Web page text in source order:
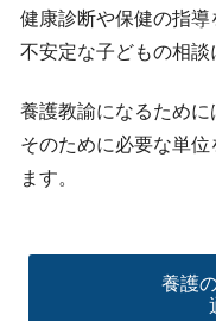
健康診断や保健の指
不安定な子どもの相談
養護教諭になるために
そのために必要な単
ます。
養護